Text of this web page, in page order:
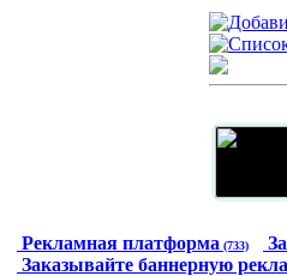
Рекламная платформа (733)
Заказывайте баннерную